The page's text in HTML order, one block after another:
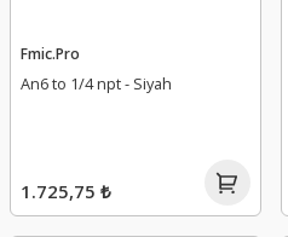
Fmic.Pro
An6 to 1/4 npt - Siyah
1.725,75 ₺